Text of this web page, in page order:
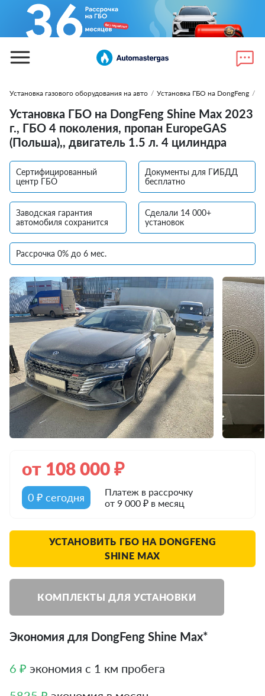
Установка газового оборудования на авто / Установка ГБО на DongFeng /
Установка ГБО на DongFeng Shine Max 2023
г., ГБО 4 поколения, пропан EuropeGAS
(Польша),, двигатель 1.5 л. 4 цилиндра
Сертифицированный
центр ГБО
Документы для ГИБДД
бесплатно
Заводская гарантия
автомобиля сохранится
Сделали 14 000+
установок
Рассрочка 0% до 6 мес.
от 108 000₽
0 ₽ сегодня
Платеж в рассрочку
от 9 000 ₽ в месяц
УСТАНОВИТЬ ГБО НА DONGFENG
SHINE MAX
КОМПЛЕКТЫ ДЛЯ УСТАНОВКИ
Экономия для DongFeng Shine Max*
6 ₽ экономия с 1 км пробега